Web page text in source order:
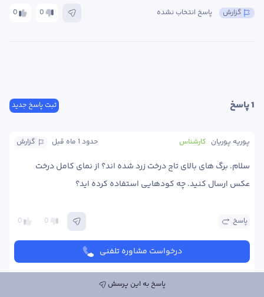
0 0 پاسخ انتخاب نشده گزارش
ثبت پاسخ جدید 1 پاسخ
گزارش حدود 1 ماه قبل کارشناس پوریه پوریان
عکس ارسال کنید. چه کودهایی استفاده کرده اید؟
0 0 پاسخ
درخواست مشاوره تلفنی
پاسخ به این پرسش